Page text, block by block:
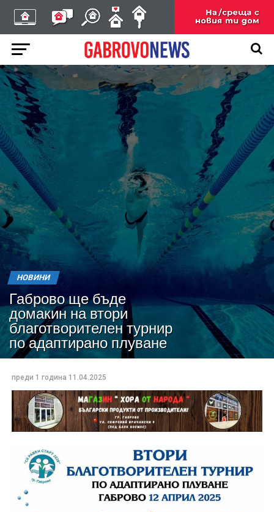
НОВИНИ
Габрово ще бъде
домакин на втори
благотворителен турнир
по адаптирано плуване
преди 1 година 11.04.2025